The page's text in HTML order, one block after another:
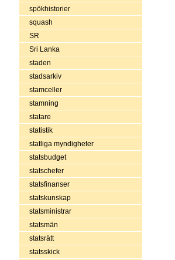
spökhistorier
squash
SR
Sri Lanka
staden
stadsarkiv
stamceller
stamning
statare
statistik
statliga myndigheter
statsbudget
statschefer
statsfinanser
statskunskap
statsministrar
statsmän
statsrätt
statsskick